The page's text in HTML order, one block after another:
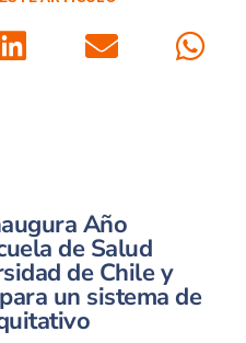
Año
de Salud
de Chile y
un sistema de